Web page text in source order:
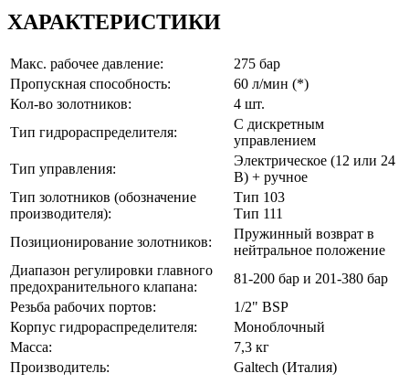
ХАРАКТЕРИСТИКИ
Макс. рабочее давление:
275 бар
Пропускная способность:
60 л/мин (*)
Кол-во золотников:
4 шт.
Тип гидрораспределителя:
С дискретным
управлением
Тип управления:
Электрическое (12 или 24
В) + ручное
Тип золотников (обозначение
производителя):
Тип 103
Тип 111
Позиционирование золотников:
Пружинный возврат в
нейтральное положение
Диапазон регулировки главного
предохранительного клапана:
81-200 бар и 201-380 бар
Резьба рабочих портов:
1/2" BSP
Корпус гидрораспределителя:
Моноблочный
Масса:
7,3 кг
Производитель:
Galtech (Италия)